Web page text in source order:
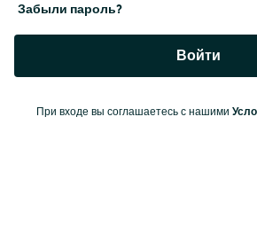
Забыли пароль?
Войти
При входе вы соглашаетесь с нашими